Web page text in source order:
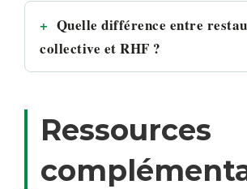
Quelle différence entre
collective et RHF ?
Ressources